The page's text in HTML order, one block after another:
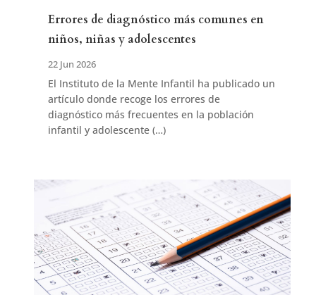
Errores de diagnóstico más comunes en
niños, niñas y adolescentes
22 Jun 2026
El Instituto de la Mente Infantil ha publicado un
artículo donde recoge los errores de
diagnóstico más frecuentes en la población
infantil y adolescente (…)